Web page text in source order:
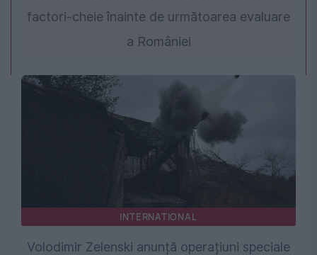
factori-cheie înainte de următoarea evaluare
a României
INTERNATIONAL
Volodimir Zelenski anunță operațiuni speciale